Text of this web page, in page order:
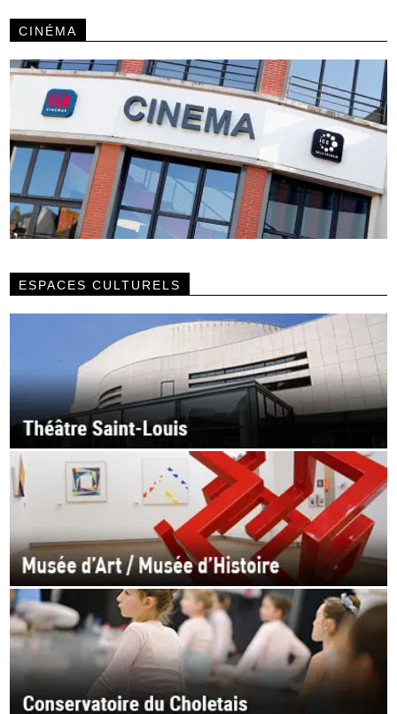
CINÉMA
ESPACES CULTURELS